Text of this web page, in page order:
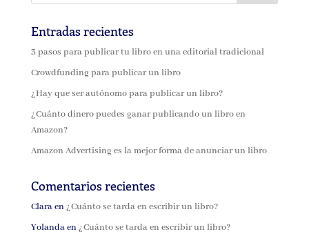
Entradas recientes
3 pasos para publicar tu libro en una editorial tradicional
Crowdfunding para publicar un libro
¿Hay que ser autónomo para publicar un libro?
¿Cuánto dinero puedes ganar publicando un libro en
Amazon?
Amazon Advertising es la mejor forma de anunciar un libro
Comentarios recientes
Claraen¿Cuánto se tarda en escribir un libro?
Yolandaen¿Cuánto se tarda en escribir un libro?